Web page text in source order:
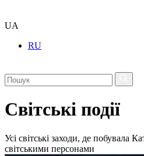
UA
RU
Світські події
Усі світські заходи, де побувала
світськими персонами